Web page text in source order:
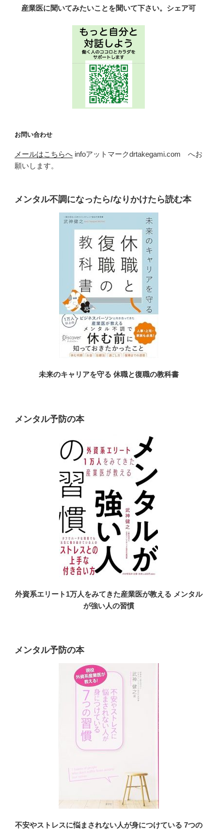
産業医に聞いてみたいことを聞いて下さい。シェア可
お問い合わせ
メールはこちらへ infoアットマークdrtakegami.com へお
願いします。
メンタル不調になったら/なりかけたら読む本
未来のキャリアを守る 休職と復職の教科書
メンタル予防の本
外資系エリート1万人をみてきた産業医が教える メンタル
が強い人の習慣
メンタル予防の本
不安やストレスに悩まされない人が身につけている 7つの